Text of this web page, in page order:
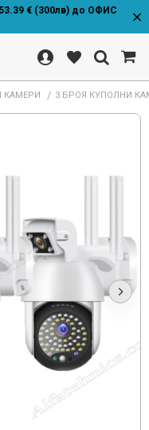
€ (300лв) до ОФИС
КАМЕРИ 3 БРОЯ КУПОЛНИ